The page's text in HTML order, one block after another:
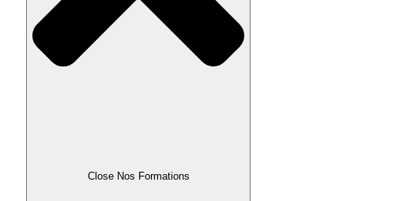
Close Nos Formations